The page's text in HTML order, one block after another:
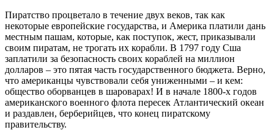
Пиратство процветало в течение двух веков, так как
некоторые европейские государства, и Америка платили дань
местным пашам, которые, как поступок, жест, приказывали
своим пиратам, не трогать их корабли. В 1797 году Сша
заплатили за безопасность своих кораблей на миллион
долларов – это пятая часть государственного бюджета. Верно,
что американцы чувствовали себя униженными – и кем:
общество оборванцев в шароварах! И в начале 1800-х годов
американского военного флота пересек Атлантический океан
и раздавлен, берберийцев, что конец пиратскому
правительству.